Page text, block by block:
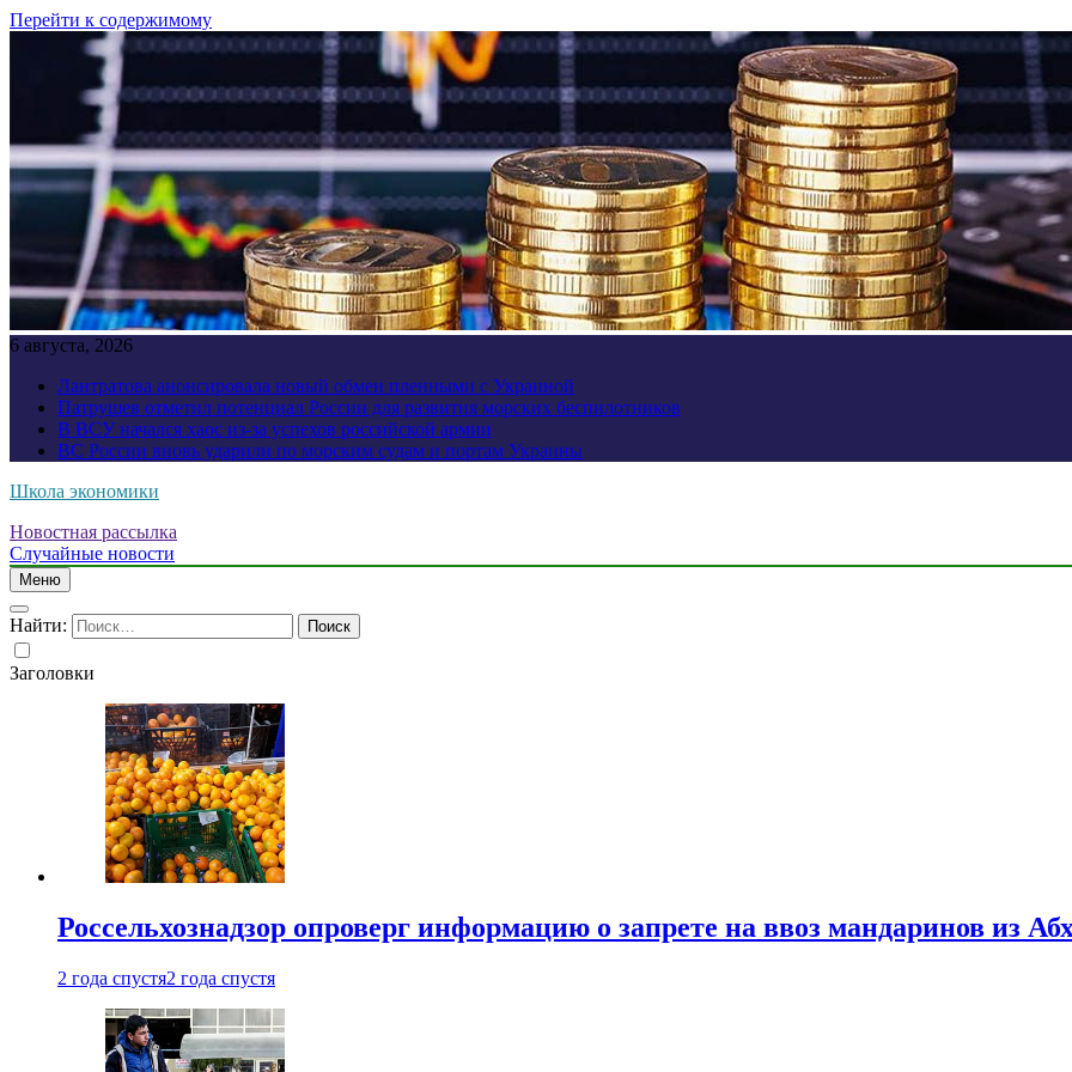
Перейти к содержимому
6 августа, 2026
Лантратова анонсировала новый обмен пленными с Украиной
Патрушев отметил потенциал России для развития морских беспилотников
В ВСУ начался хаос из-за успехов российской армии
ВС России вновь ударили по морским судам и портам Украины
Школа экономики
Новостная рассылка
Случайные новости
Меню
Найти:
Заголовки
Россельхознадзор опроверг информацию о запрете на ввоз мандаринов из
2 года спустя2 года спустя